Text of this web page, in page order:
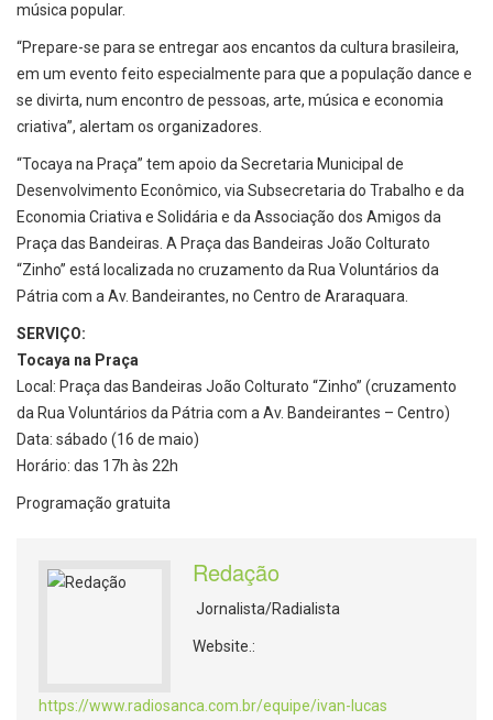
música popular.
“Prepare-se para se entregar aos encantos da cultura brasileira,
em um evento feito especialmente para que a população dance e
se divirta, num encontro de pessoas, arte, música e economia
criativa”, alertam os organizadores.
“Tocaya na Praça” tem apoio da Secretaria Municipal de
Desenvolvimento Econômico, via Subsecretaria do Trabalho e da
Economia Criativa e Solidária e da Associação dos Amigos da
Praça das Bandeiras. A Praça das Bandeiras João Colturato
“Zinho” está localizada no cruzamento da Rua Voluntários da
Pátria com a Av. Bandeirantes, no Centro de Araraquara.
SERVIÇO:
Tocaya na Praça
Local: Praça das Bandeiras João Colturato “Zinho” (cruzamento
da Rua Voluntários da Pátria com a Av. Bandeirantes – Centro)
Data: sábado (16 de maio)
Horário: das 17h às 22h
Programação gratuita
Redação
Jornalista/Radialista
Website.:
https://www.radiosanca.com.br/equipe/ivan-lucas